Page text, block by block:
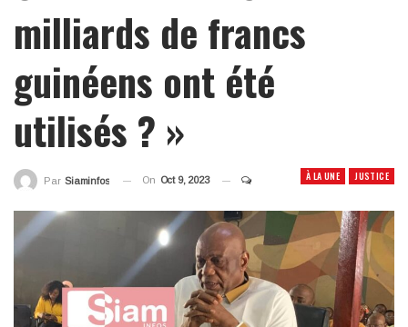
milliards de francs
guinéens ont été
utilisés ? »
À LA UNE JUSTICE
Par Siaminfos On Oct 9, 2023